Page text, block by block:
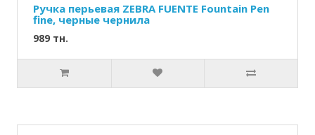
Ручка перьевая ZEBRA FUENTE Fountain Pen
fine, черные чернила
989 тн.